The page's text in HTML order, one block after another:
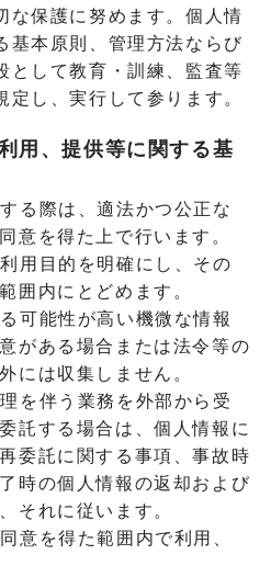
な保護に努めます。個人情
基本原則、管理方法ならび
として教育・訓練、監査等
し、実行して参ります。
用、提供等に関する基
る際は、適法かつ公正な
意を得た上で行います。
用目的を明確にし、その
囲内にとどめます。
可能性が高い機微な情報
がある場合または法令等の
には収集しません。
を伴う業務を外部から受
託する場合は、個人情報に
委託に関する事項、事故時
時の個人情報の返却および
それに従います。
意を得た範囲内で利用、